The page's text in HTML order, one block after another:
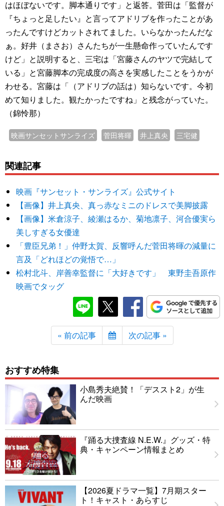
はほぼないです。脚本通りです」と返答。菅田は「監督が
『ちょっと足したい』と言ってアドリブを作ったことがあ
ったんですけどカットされてました。いらなかったんだな
ぁ。好井（まさお）さんたちが一生懸命作っていたんです
けど」と説明すると、三宅は「宮藤さんのヤツで完結して
いる」と宮藤脚本の完成度の高さを実感したことをうかが
わせる。宮藤は「（アドリブの話は）知らないです。今初
めて知りました。観たかったですね」と残念がっていた。
（錦怜那）
映画サンセットサンライズ 菅田将暉 井上真央 三宅健
関連記事
映画『サンセット・サンライズ』公式サイト
【画像】井上真央、真っ赤なミニのドレスで美脚披露
【画像】米倉涼子、綾瀬はるか、菊地凛子、河合優実ら
美しすぎる女優達
「豊臣兄弟！」仲野太賀、反響呼んだ菅田将暉の減量に
言及「どれほどの覚悟で…」
松村北斗、岸善幸監督に「大好きです」 東野圭吾原作
映画でタッグ
« 前の記事 次の記事 »
おすすめ特集
小島秀夫絶賛！「デススト2」が生
んだ映画
『踊る大捜査線 N.E.W.』グッズ・特
典・キャンペーン情報まとめ
【2026夏ドラマ一覧】7月期スター
ト！キャスト・あらすじ